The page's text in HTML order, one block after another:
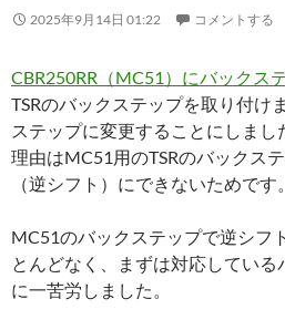
2025年9月14日 01:22 コメントする
CBR250RR（MC51）にバックス
TSRのバックステップを取り付け
ステップに変更することにしまし
理由はMC51用のTSRのバックス
（逆シフト）にできないためです。
MC51のバックステップで逆シフ
とんどなく、まずは対応してい
に一苦労しました。